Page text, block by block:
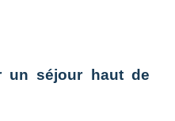
un séjour haut de